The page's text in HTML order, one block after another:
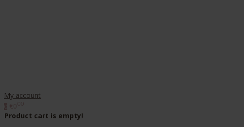
My account
Product cart is empty!